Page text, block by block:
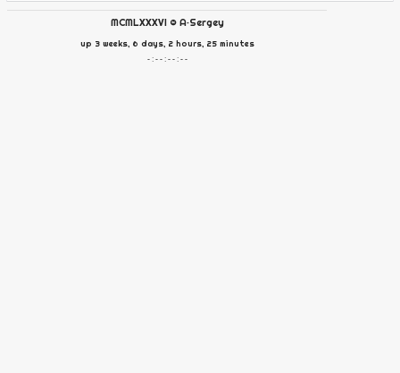
MCMLXXXVI © A·Sergey
up 3 weeks, 6 days, 2 hours, 25 minutes
- : - - : - - : - -